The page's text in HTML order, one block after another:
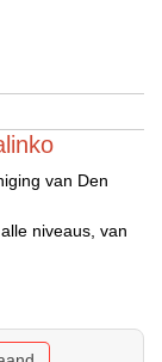
van Den
niveaus, van